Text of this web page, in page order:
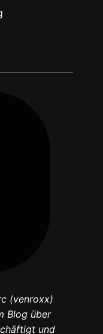
(venroxx)
Blog über
und